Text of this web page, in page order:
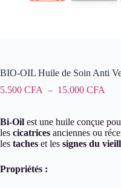
BIO-OIL Huile de Soin Anti
5.500 CFA – 15.000 CFA
à
Bi-Oil est une huile conçue
les cicatrices anciennes ou
les taches et les signes du
Propriétés :